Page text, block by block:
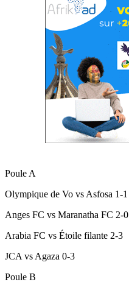
Poule A
Olympique de Vo vs Asfosa 1-1
Anges FC vs Maranatha FC 2-0
Arabia FC vs Étoile filante 2-3
JCA vs Agaza 0-3
Poule B